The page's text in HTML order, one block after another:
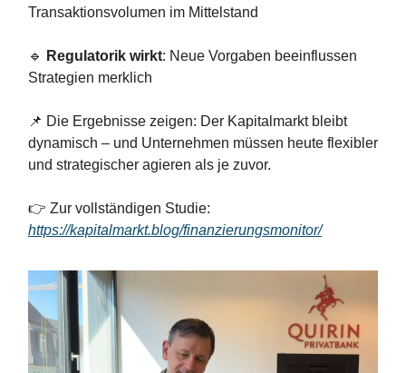
Transaktionsvolumen im Mittelstand
🔹 Regulatorik wirkt: Neue Vorgaben beeinflussen
Strategien merklich
📌 Die Ergebnisse zeigen: Der Kapitalmarkt bleibt
dynamisch – und Unternehmen müssen heute flexibler
und strategischer agieren als je zuvor.
👉 Zur vollständigen Studie:
https://kapitalmarkt.blog/finanzierungsmonitor/